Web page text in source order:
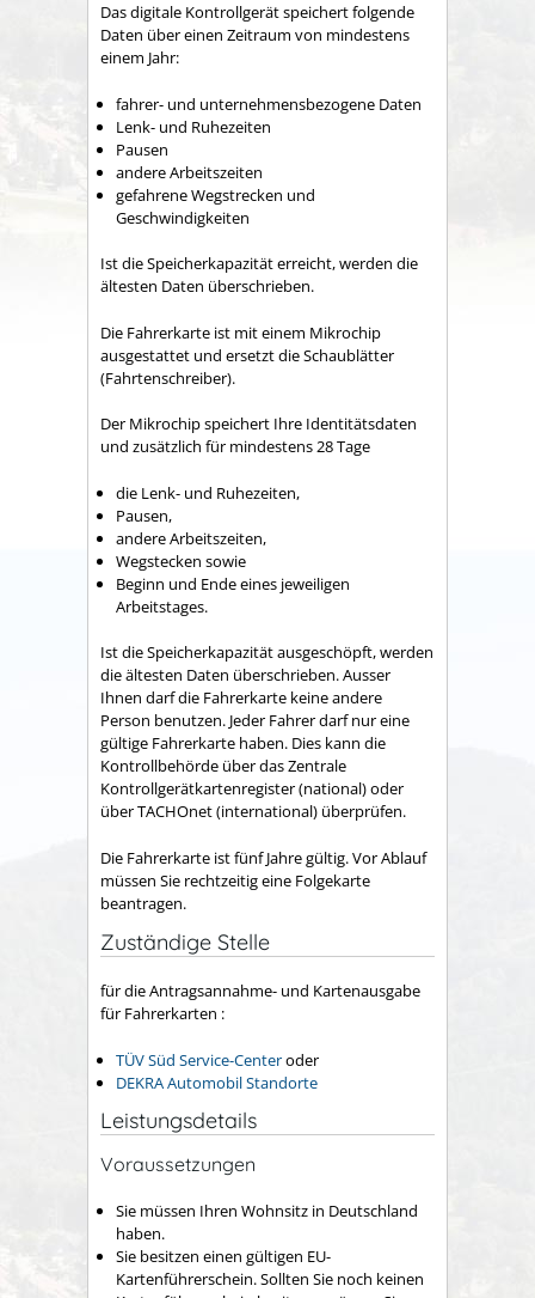
Das digitale Kontrollgerät speichert folgende
Daten über einen Zeitraum von mindestens
einem Jahr:
fahrer- und unternehmensbezogene Daten
Lenk- und Ruhezeiten
Pausen
andere Arbeitszeiten
gefahrene Wegstrecken und
Geschwindigkeiten
Ist die Speicherkapazität erreicht, werden die
ältesten Daten überschrieben.
Die Fahrerkarte ist mit einem Mikrochip
ausgestattet und ersetzt die Schaublätter
(Fahrtenschreiber).
Der Mikrochip speichert Ihre Identitätsdaten
und zusätzlich für mindestens 28 Tage
die Lenk- und Ruhezeiten,
Pausen,
andere Arbeitszeiten,
Wegstecken sowie
Beginn und Ende eines jeweiligen
Arbeitstages.
Ist die Speicherkapazität ausgeschöpft, werden
die ältesten Daten überschrieben.Ausser
Ihnen darf die Fahrerkarte keine andere
Person benutzen. Jeder Fahrer darf nur eine
gültige Fahrerkarte haben. Dies kann die
Kontrollbehörde über das Zentrale
Kontrollgerätkartenregister (national) oder
über TACHOnet (international) überprüfen.
Die Fahrerkarte ist fünf Jahre gültig. Vor Ablauf
müssen Sie rechtzeitig eine Folgekarte
beantragen.
Zuständige Stelle
für die Antragsannahme- und Kartenausgabe
für Fahrerkarten :
TÜV Süd Service-Centeroder
DEKRA Automobil Standorte
Leistungsdetails
Voraussetzungen
Sie müssen Ihren Wohnsitz in Deutschland
haben.
Sie besitzen einen gültigen EU-
Kartenführerschein.Sollten Sie noch keinen